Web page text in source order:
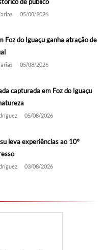
05/08/2026
Foz do Iguaçu ganha atração de
05/08/2026
capturada em Foz do Iguaçu
05/08/2026
leva experiências ao 10º
03/08/2026